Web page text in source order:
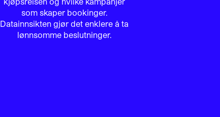
som skaper bookinger.
Datainnsikten gjør det enklere å ta
lønnsomme beslutninger.